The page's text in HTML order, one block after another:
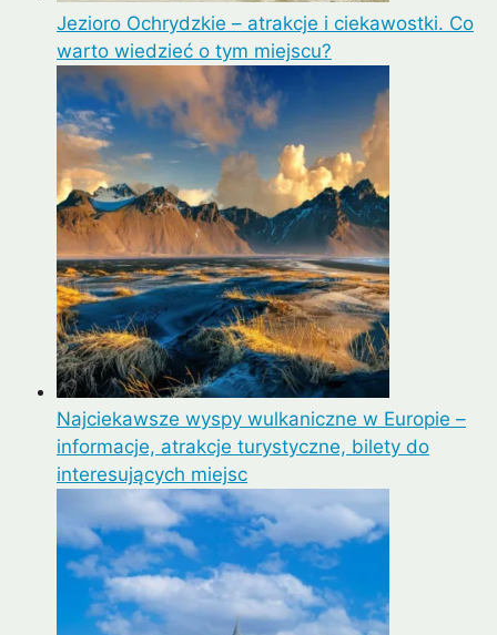
Jezioro Ochrydzkie – atrakcje i ciekawostki. Co
warto wiedzieć o tym miejscu?
Najciekawsze wyspy wulkaniczne w Europie –
informacje, atrakcje turystyczne, bilety do
interesujących miejsc